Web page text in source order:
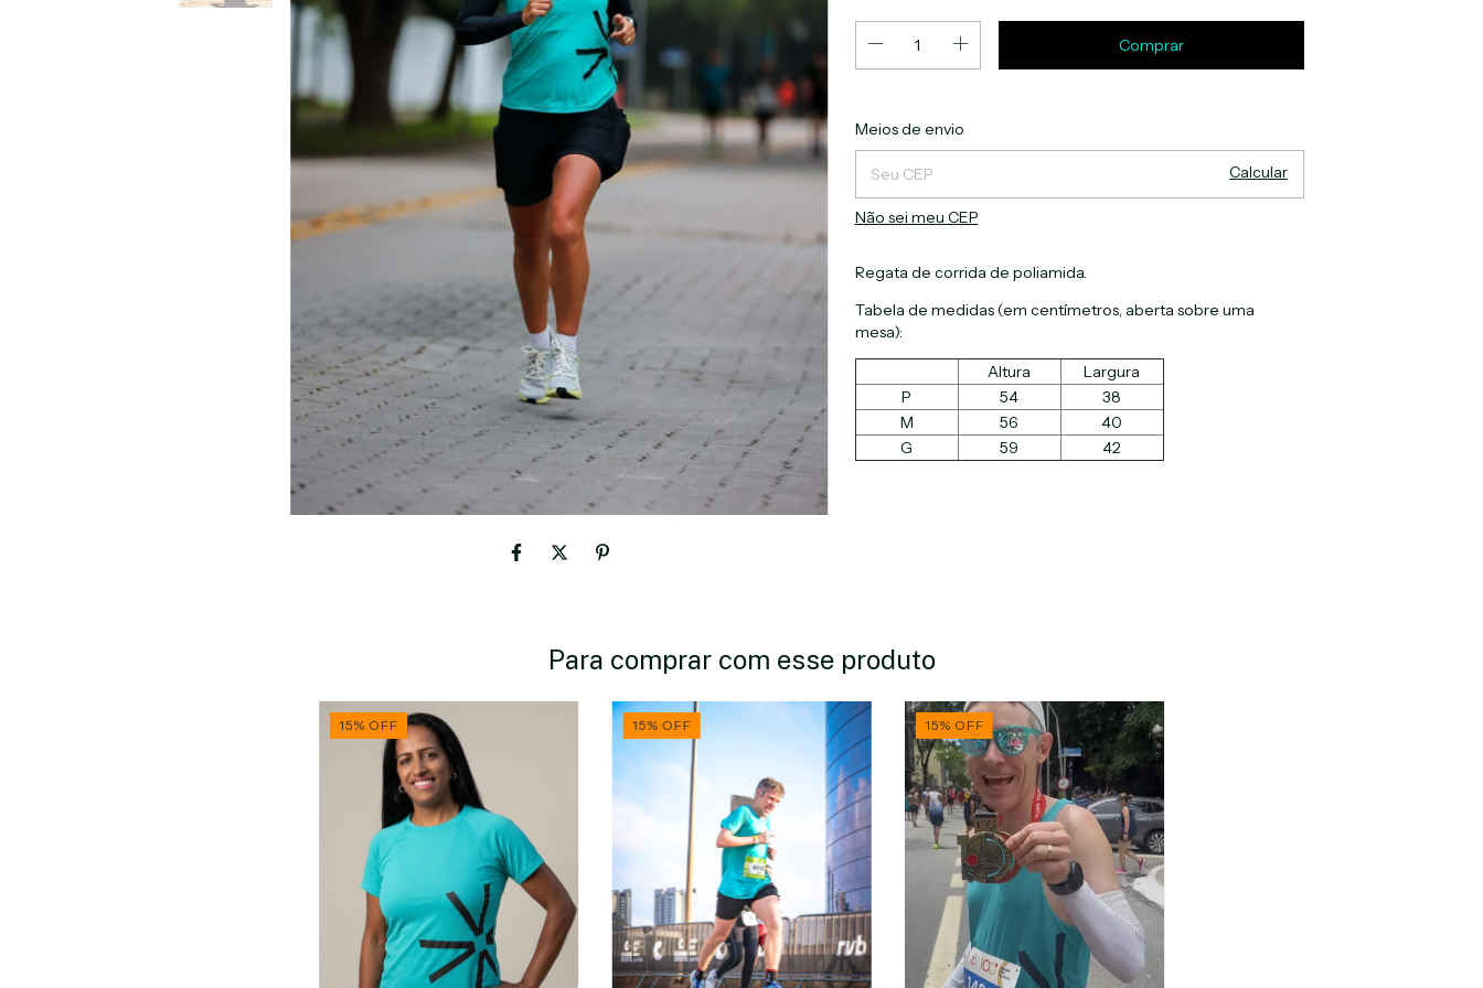
Entregas para o CEP:
Meios de envio
Calcular
Não sei meu CEP
Regata de corrida de poliamida.
Tabela de medidas (em centímetros, aberta sobre uma
mesa):
Altura
Largura
P
54
38
M
56
40
G
59 42
Para comprar com esse produto
15% OFF 15% OFF 15% OFF